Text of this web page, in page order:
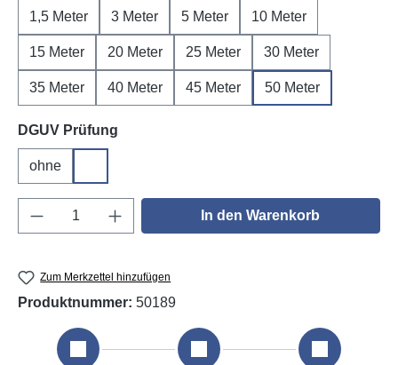
1,5 Meter 3 Meter 5 Meter 10 Meter
15 Meter 20 Meter 25 Meter 30 Meter
35 Meter 40 Meter 45 Meter 50 Meter
DGUV Prüfung
ohne
Produkt Anzahl: Gib den gewünschten
In den Warenkorb
Zum Merkzettel hinzufügen
Produktnummer: 50189